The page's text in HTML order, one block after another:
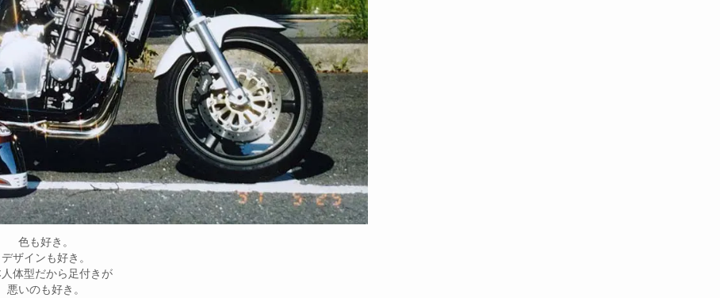
色も好き。
デザインも好き。
体型だから足付きが
悪いのも好き。